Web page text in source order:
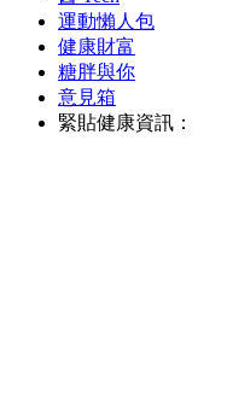
運動懶人包
健康財富
糖胖與你
意見箱
緊貼健康資訊：